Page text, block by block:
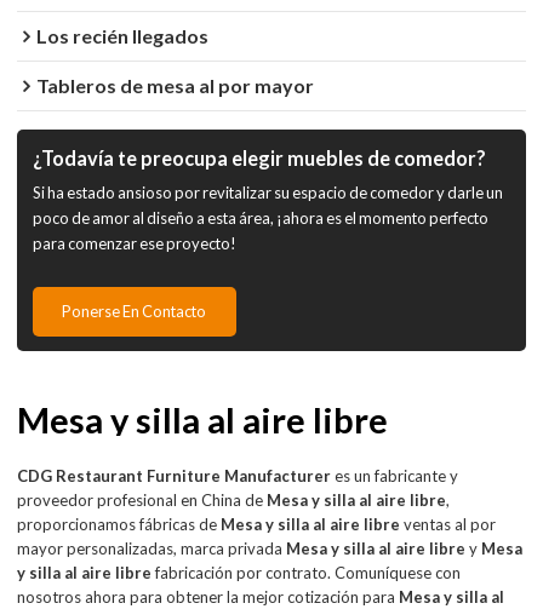
Los recién llegados
Tableros de mesa al por mayor
¿Todavía te preocupa elegir muebles de comedor?
Si ha estado ansioso por revitalizar su espacio de comedor y darle un
poco de amor al diseño a esta área, ¡ahora es el momento perfecto
para comenzar ese proyecto!
Ponerse En Contacto
Mesa y silla al aire libre
CDG Restaurant Furniture Manufactureres un fabricante y
proveedor profesional en China de Mesa y silla al aire libre,
proporcionamos fábricas de Mesa y silla al aire libre ventas al por
mayor personalizadas, marca privada Mesa y silla al aire libre y Mesa
y silla al aire librefabricación por contrato. Comuníquese con
nosotros ahora para obtener la mejor cotización para Mesa y silla al